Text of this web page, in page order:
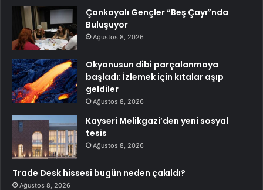
Çankayalı Gençler “Beş Çayı”nda
Buluşuyor
Ağustos 8, 2026
Okyanusun dibi parçalanmaya
başladı: İzlemek için kıtalar aşıp
geldiler
Ağustos 8, 2026
Kayseri Melikgazi’den yeni sosyal
tesis
Ağustos 8, 2026
Trade Desk hissesi bugün neden çakıldı?
Ağustos 8, 2026